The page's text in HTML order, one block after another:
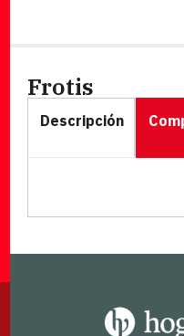
Frotis
Descripción